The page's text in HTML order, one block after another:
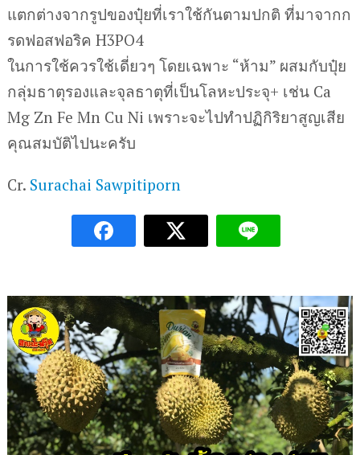
แตกต่างจากรูปของปุ๋ยที่เราใช้กันตามปกติ ที่มาจากก
รดฟอสฟอริค H3PO4
ในการใช้ควรใช้เดี่ยวๆ โดยเฉพาะ “ห้าม” ผสมกับปุ๋ย
กลุ่มธาตุรองและจุลธาตุที่เป็นโลหะประจุ+ เช่น Ca
Mg Zn Fe Mn Cu Ni เพราะจะไปทำปฏิกิริยาสูญเสีย
คุณสมบัติไปนะครับ
Cr. Surachai Sawpitiporn